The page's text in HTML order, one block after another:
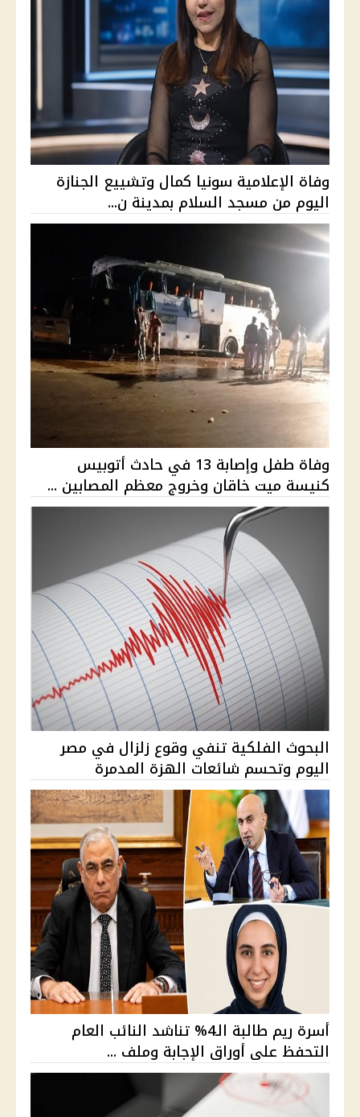
وفاة الإعلامية سونيا كمال وتشييع الجنازة
اليوم من مسجد السلام بمدينة ن...
وفاة طفل وإصابة 13 في حادث أتوبيس
كنيسة ميت خاقان وخروج معظم المصابين ...
البحوث الفلكية تنفي وقوع زلزال في مصر
اليوم وتحسم شائعات الهزة المدمرة
أسرة ريم طالبة الـ4% تناشد النائب العام
التحفظ على أوراق الإجابة وملف ...